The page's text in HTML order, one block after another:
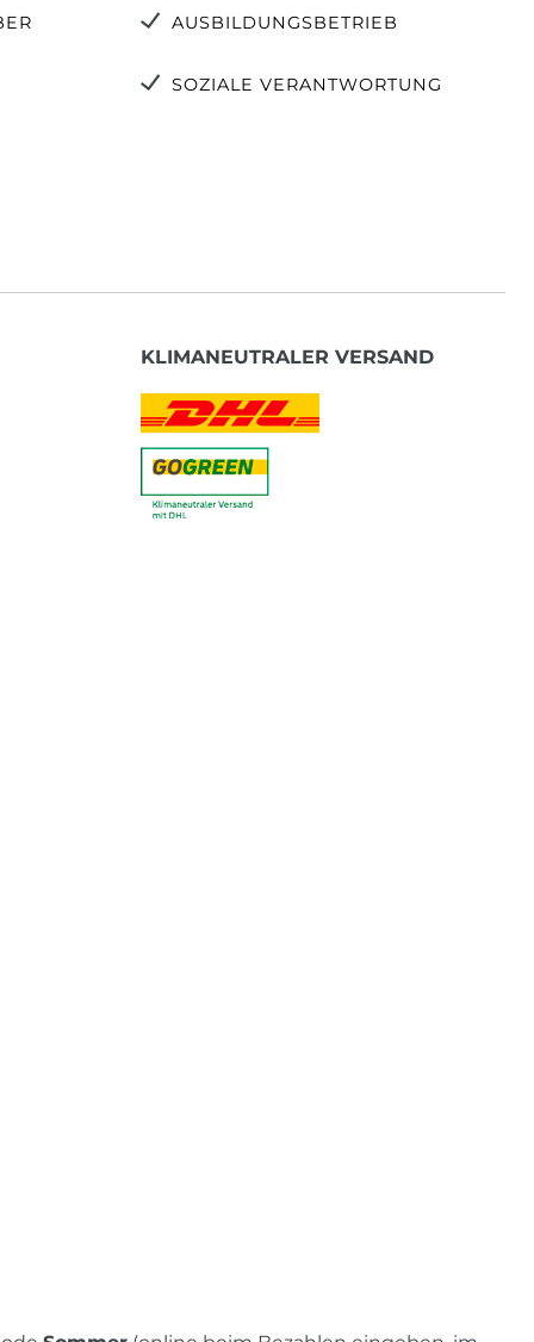
AUSBILDUNGSBETRIEB
SOZIALE VERANTWORTUNG
KLIMANEUTRALER VERSAND